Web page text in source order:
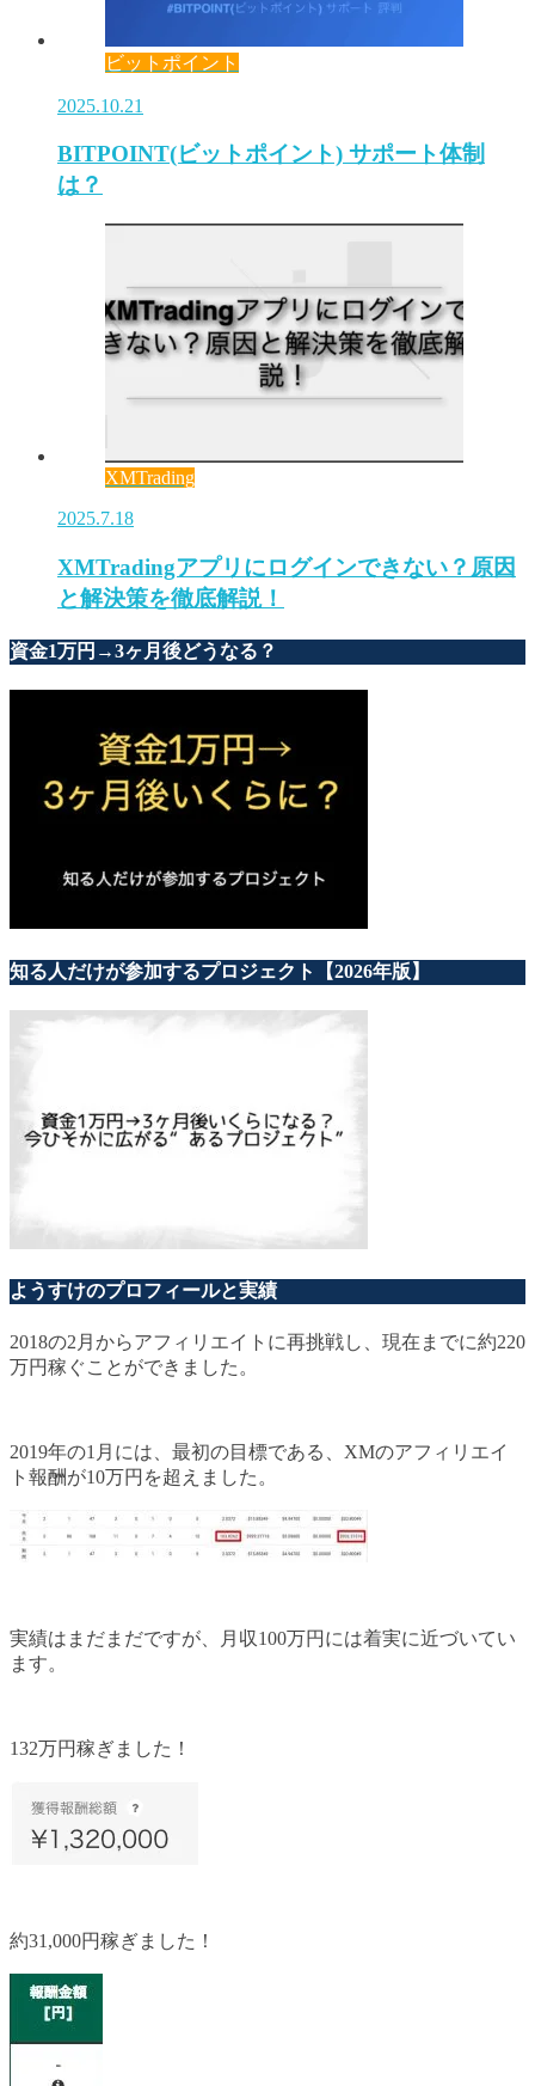
ビットポイント
2025.10.21
BITPOINT(ビットポイント) サポート体制
は？
XMTrading
2025.7.18
XMTradingアプリにログインできない？原因
と解決策を徹底解説！
資金1万円→3ヶ月後どうなる？
知る人だけが参加するプロジェクト【2026年版】
ようすけのプロフィールと実績
2018の2月からアフィリエイトに再挑戦し、現在までに約220
万円稼ぐことができました。
2019年の1月には、最初の目標である、XMのアフィリエイ
ト報酬が10万円を超えました。
実績はまだまだですが、月収100万円には着実に近づいてい
ます。
132万円稼ぎました！
約31,000円稼ぎました！